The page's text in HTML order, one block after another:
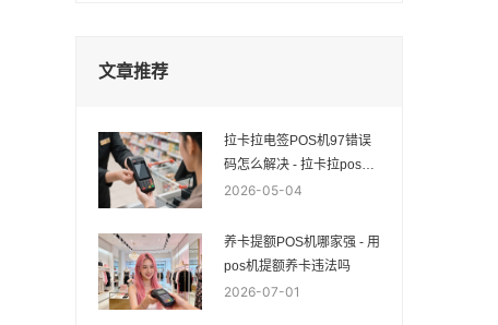
文章推荐
拉卡拉电签POS机97错误
码怎么解决 - 拉卡拉pos出
现97
2026-05-04
养卡提额POS机哪家强 - 用
pos机提额养卡违法吗
2026-07-01